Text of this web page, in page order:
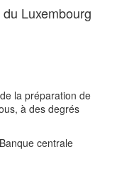
Luxembourg
la préparation de
à des degrés
centrale